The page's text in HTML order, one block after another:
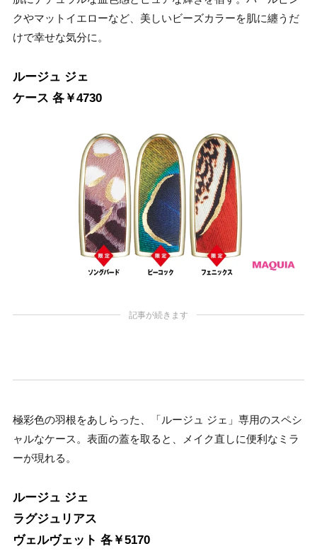
クやマットイエローなど、美しいビーズカラーを肌に纏うだ
けで幸せな気分に。
ルージュ ジェ
ケース 各￥4730
記事が続きます
極彩色の羽根をあしらった、「ルージュ ジェ」専用のスペシ
ャルなケース。表面の蓋を取ると、メイク直しに便利なミラ
ーが現れる。
ルージュ ジェ
ラグジュリアス
ヴェルヴェット 各￥5170